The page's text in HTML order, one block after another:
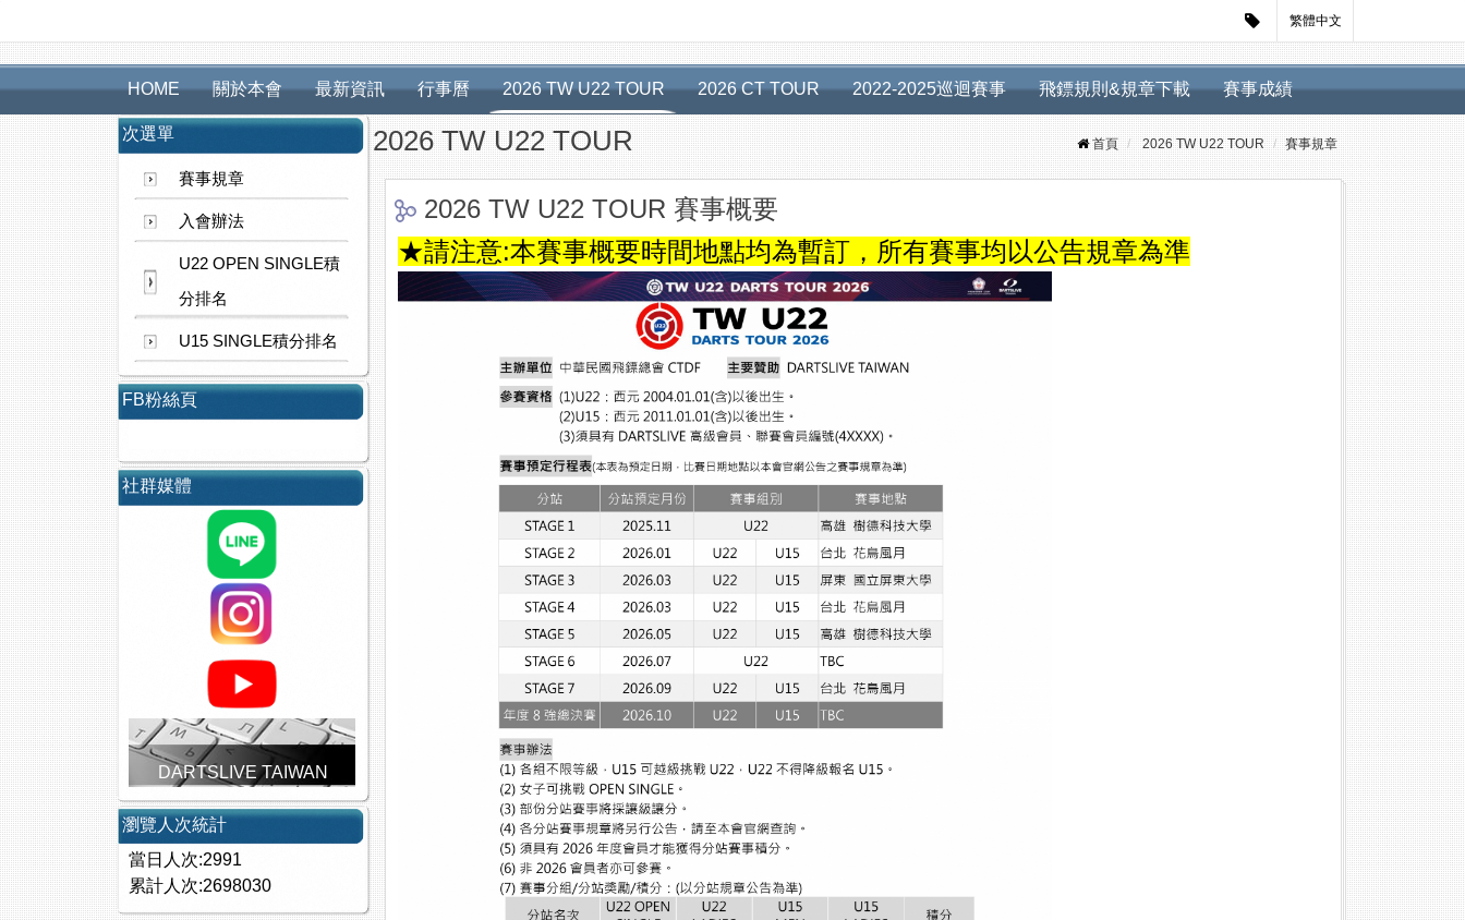
繁體中文
HOME 關於本會 最新資訊 行事曆 2026 TW U22 TOUR 2026 CT TOUR 2022-2025巡迴賽事 飛鏢規則&規章下載 賽事成績
次選單
賽事規章
入會辦法
U22 OPEN SINGLE積
分排名
U15 SINGLE積分排名
FB粉絲頁
社群媒體
DARTSLIVE TAIWAN
瀏覽人次統計
當日人次:2991
累計人次:2698030
2026 TW U22 TOUR 首頁 2026 TW U22 TOUR 賽事規章
2026 TW U22 TOUR 賽事概要
★請注意:本賽事概要時間地點均為暫訂，所有賽事均以公告規章為準